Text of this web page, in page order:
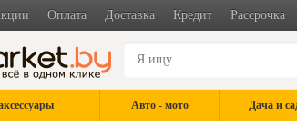
Оплата Доставка Кредит Рассрочка
Авто - мото Дача и